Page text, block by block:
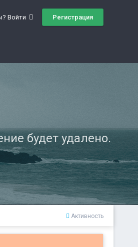
Войти Регистрация
будет удалено.
Активность